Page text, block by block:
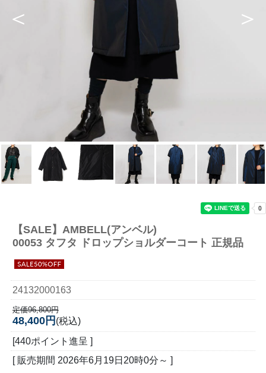
【SALE】 AMBELL(アンベル)
00053 タフタ ドロップショルダーコート 正規品
24132000163
定価96,800円
48,400円 (税込)
[440ポイント進呈 ]
[ 販売期間 2026年6月19日20時0分 ～ ]